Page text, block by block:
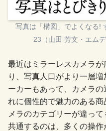
写真は「構図」でよくなる!
23（山田 芳文・エム
最近はミラーレスカメラ
り、写真人口がより一層
ーカーもあって、カメラ
れに個性的で魅力のある
メラのカテゴリーが違っ
共通するのは、多くの操